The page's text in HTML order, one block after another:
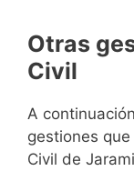
Otras
Civil
A
gestiones
Civil de